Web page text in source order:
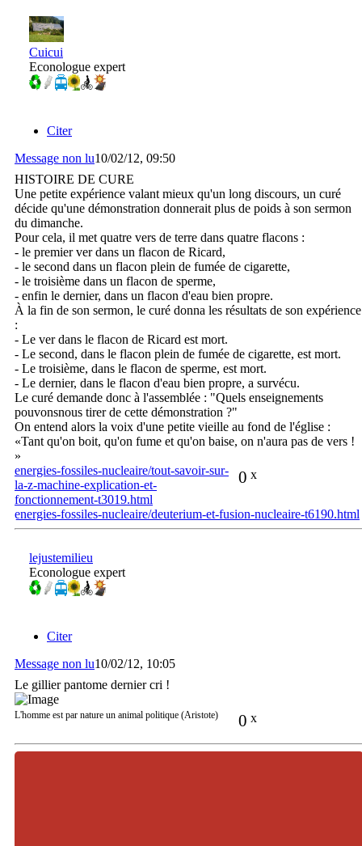
Cuicui
Econologue expert
Citer
Message non lu10/02/12, 09:50
HISTOIRE DE CURE
Une petite expérience valant mieux qu'un long discours, un curé
décide qu'une démonstration donnerait plus de poids à son sermon
du dimanche.
Pour cela, il met quatre vers de terre dans quatre flacons :
- le premier ver dans un flacon de Ricard,
- le second dans un flacon plein de fumée de cigarette,
- le troisième dans un flacon de sperme,
- enfin le dernier, dans un flacon d'eau bien propre.
À la fin de son sermon, le curé donna les résultats de son expérience
:
- Le ver dans le flacon de Ricard est mort.
- Le second, dans le flacon plein de fumée de cigarette, est mort.
- Le troisième, dans le flacon de sperme, est mort.
- Le dernier, dans le flacon d'eau bien propre, a survécu.
Le curé demande donc à l'assemblée : "Quels enseignements
pouvonsnous tirer de cette démonstration ?"
On entend alors la voix d'une petite vieille au fond de l'église :
«Tant qu'on boit, qu'on fume et qu'on baise, on n'aura pas de vers !
»
0 x
energies-fossiles-nucleaire/tout-savoir-sur-
la-z-machine-explication-et-
fonctionnement-t3019.html
energies-fossiles-nucleaire/deuterium-et-fusion-nucleaire-t6190.html
lejustemilieu
Econologue expert
Citer
Message non lu10/02/12, 10:05
Le gillier pantome dernier cri !
0 x
L'homme est par nature un animal politique (Aristote)